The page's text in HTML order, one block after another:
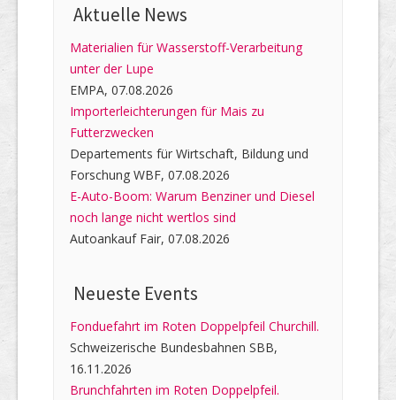
Aktuelle News
Materialien für Wasserstoff-Verarbeitung
unter der Lupe
EMPA, 07.08.2026
Importerleichterungen für Mais zu
Futterzwecken
Departements für Wirtschaft, Bildung und
Forschung WBF, 07.08.2026
E-Auto-Boom: Warum Benziner und Diesel
noch lange nicht wertlos sind
Autoankauf Fair, 07.08.2026
Neueste Events
Fonduefahrt im Roten Doppelpfeil Churchill.
Schweizerische Bundesbahnen SBB,
16.11.2026
Brunchfahrten im Roten Doppelpfeil.